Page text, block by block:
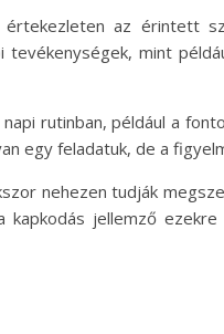
az érintett
mint
rutinban, például a
egy feladatuk, de a
nehezen tudják
jellemző